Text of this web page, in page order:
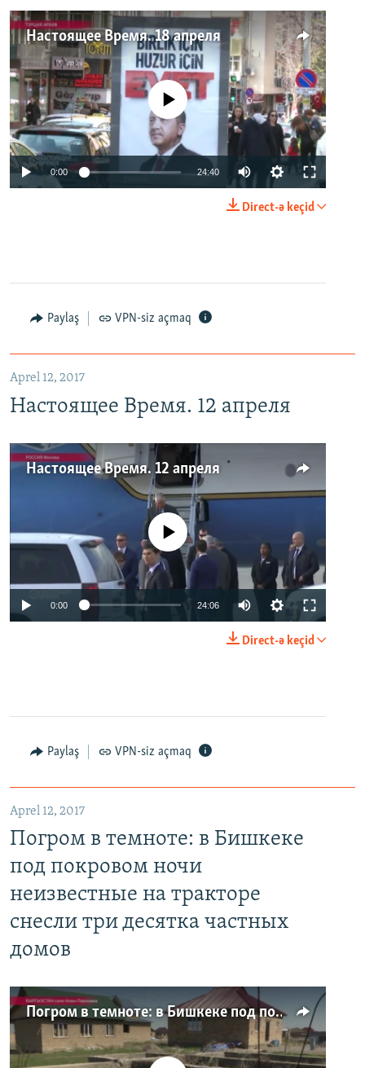
Настоящее Время. 18 апреля
No media source currently available
0:00 24:40
Direct-ə keçid
Paylaş VPN-siz açmaq
Aprel 12, 2017
Настоящее Время. 12 апреля
Настоящее Время. 12 апреля
No media source currently available
0:00 24:06
Direct-ə keçid
Paylaş VPN-siz açmaq
Aprel 12, 2017
Погром в темноте: в Бишкеке
под покровом ночи
неизвестные на тракторе
снесли три десятка частных
домов
Погром в темноте: в Бишкеке под покровом ночи неизвестные на тракторе снесли три десятка частных домов